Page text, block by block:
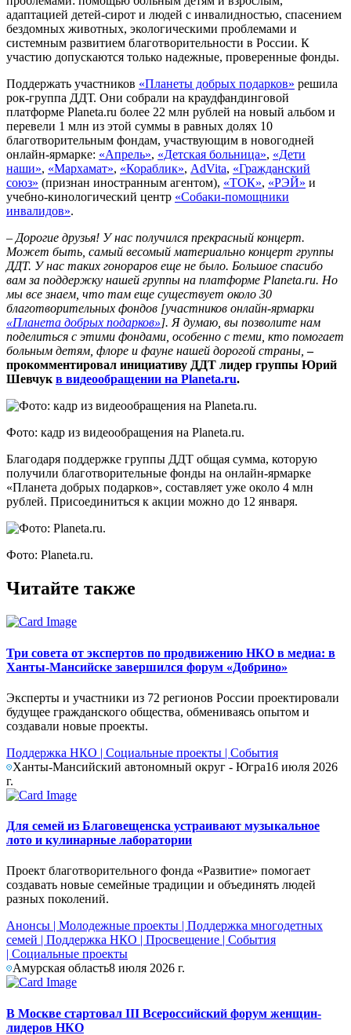
адаптацией детей-сирот и людей с инвалидностью, спасением
бездомных животных, экологическими проблемами и
системным развитием благотворительности в России. К
участию допускаются только надежные, проверенные фонды.
Поддержать участников «Планеты добрых подарков» решила
рок-группа ДДТ. Они собрали на краудфандинговой
платформе Planeta.ru более 22 млн рублей на новый альбом и
перевели 1 млн из этой суммы в равных долях 10
благотворительным фондам, участвующим в новогодней
онлайн-ярмарке: «Апрель», «Детская больница», «Дети
наши», «Мархамат», «Кораблик», AdVita, «Гражданский
союз» (признан иностранным агентом), «ТОК», «РЭЙ» и
учебно-кинологический центр «Собаки-помощники
инвалидов».
–Дорогие друзья! У нас получился прекрасный концерт.
Может быть, самый весомый материально концерт группы
ДДТ. У нас таких гонораров еще не было. Большое спасибо
вам за поддержку нашей группы на платформе Planeta.ru. Но
мы все знаем, что там еще существует около 30
благотворительных фондов [участников онлайн-ярмарки
«Планета добрых подарков»]. Я думаю, вы позволите нам
поделиться с этими фондами, особенно с теми, кто помогает
больным детям, флоре и фауне нашей дорогой страны,–
прокомментировал инициативу ДДТ лидер группы Юрий
Шевчукв видеообращении на Planeta.ru.
Фото: кадр из видеообращения на Planeta.ru.
Благодаря поддержке группы ДДТ общая сумма, которую
получили благотворительные фонды на онлайн-ярмарке
«Планета добрых подарков», составляет уже около 4 млн
рублей. Присоединиться к акции можно до 12 января.
Фото: Planeta.ru.
Читайте также
Три совета от экспертов по продвижению НКО в медиа: в
Ханты-Мансийске завершился форум «Добрино»
Эксперты и участники из 72 регионов России проектировали
будущее гражданского общества, обмениваясь опытом и
создавали новые проекты.
Поддержка НКО | Социальные проекты | События
Ханты-Мансийский автономный округ - Югра16 июля 2026
г.
Для семей из Благовещенска устраивают музыкальное
лото и кулинарные лаборатории
Проект благотворительного фонда «Развитие» помогает
создавать новые семейные традиции и объединять людей
разных поколений.
Анонсы | Молодежные проекты | Поддержка многодетных
семей | Поддержка НКО | Просвещение | События
| Социальные проекты
Амурская область8 июля 2026 г.
В Москве стартовал III Всероссийский форум женщин-
лидеров НКО